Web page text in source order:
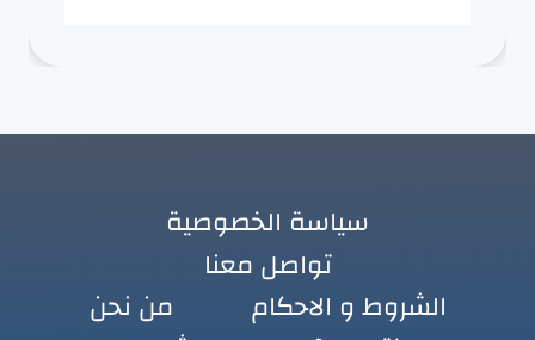
سياسة الخصوصية
تواصل معنا
الشروط و الاحكام
من نحن